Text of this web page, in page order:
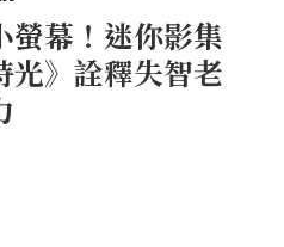
螢幕！迷你影集
光》詮釋失智老